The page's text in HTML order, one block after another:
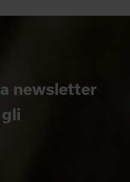
newsletter